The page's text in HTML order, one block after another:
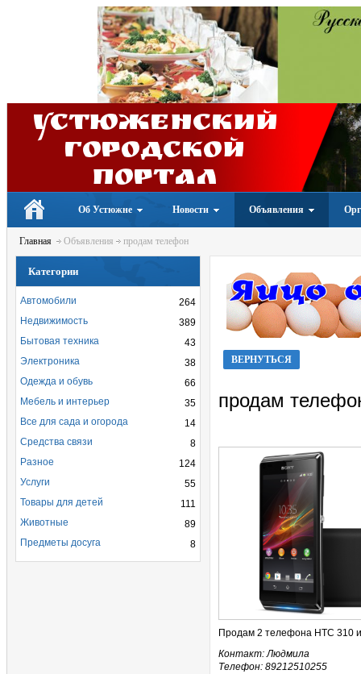
Устюженский
Городской
портал
Об Устюжне Новости Объявления
Главная Объявления продам телефон
ВЕРНУТЬСЯ
продам
Продам 2 телефона НТС 310
Контакт: Людмила
Телефон: 89212510255
Категории
264
Автомобили
389
Недвижимость
43
Бытовая техника
38
Электроника
66
Одежда и обувь
35
Мебель и интерьер
14
Все для сада и огорода
8
Средства связи
124
Разное
55
Услуги
111
Товары для детей
89
Животные
8
Предметы досуга